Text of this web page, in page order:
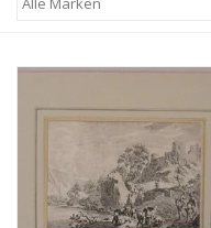
Gemälde